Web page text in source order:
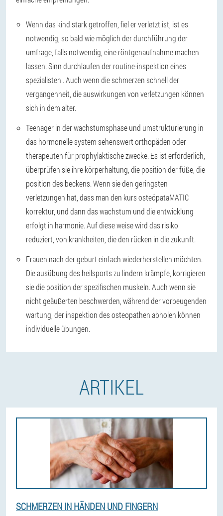
Wenn das kind stark getroffen, fiel er verletzt ist, ist es
notwendig, so bald wie möglich der durchführung der
umfrage, falls notwendig, eine röntgenaufnahme machen
lassen. Sinn durchlaufen der routine-inspektion eines
spezialisten . Auch wenn die schmerzen schnell der
vergangenheit, die auswirkungen von verletzungen können
sich in dem alter.
Teenager in der wachstumsphase und umstrukturierung in
das hormonelle system sehenswert orthopäden oder
therapeuten für prophylaktische zwecke. Es ist erforderlich,
überprüfen sie ihre körperhaltung, die position der füße, die
position des beckens. Wenn sie den geringsten
verletzungen hat, dass man den kurs osteópataMATIC
korrektur, und dann das wachstum und die entwicklung
erfolgt in harmonie. Auf diese weise wird das risiko
reduziert, von krankheiten, die den rücken in die zukunft.
Frauen nach der geburt einfach wiederherstellen möchten.
Die ausübung des heilsports zu lindern krämpfe, korrigieren
sie die position der spezifischen muskeln. Auch wenn sie
nicht geäußerten beschwerden, während der vorbeugenden
wartung, der inspektion des osteopathen abholen können
individuelle übungen.
ARTIKEL
SCHMERZEN IN HÄNDEN UND FINGERN